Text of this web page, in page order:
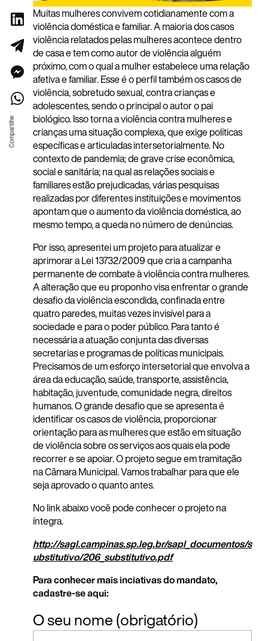
Muitas mulheres convivem cotidianamente com a
violência doméstica e familiar. A maioria dos casos
violência relatados pelas mulheres acontece dentro
de casa e tem como autor de violência alguém
próximo, com o qual a mulher estabelece uma relação
afetiva e familiar. Esse é o perfil também os casos de
violência, sobretudo sexual, contra crianças e
adolescentes, sendo o principal o autor o pai
biológico. Isso torna a violência contra mulheres e
crianças uma situação complexa, que exige políticas
específicas e articuladas intersetorialmente. No
contexto de pandemia; de grave crise econômica,
social e sanitária; na qual as relações sociais e
familiares estão prejudicadas, várias pesquisas
realizadas por diferentes instituições e movimentos
apontam que o aumento da violência doméstica, ao
mesmo tempo, a queda no número de denúncias.
Por isso, apresentei um projeto para atualizar e
aprimorar a Lei 13732/2009 que cria a campanha
permanente de combate à violência contra mulheres.
A alteração que eu proponho visa enfrentar o grande
desafio da violência escondida, confinada entre
quatro paredes, muitas vezes invisível para a
sociedade e para o poder público. Para tanto é
necessária a atuação conjunta das diversas
secretarias e programas de políticas municipais.
Precisamos de um esforço intersetorial que envolva a
área da educação, saúde, transporte, assistência,
habitação, juventude, comunidade negra, direitos
humanos. O grande desafio que se apresenta é
identificar os casos de violência, proporcionar
orientação para as mulheres que estão em situação
de violência sobre os serviços aos quais ela pode
recorrer e se apoiar. O projeto segue em tramitação
na Câmara Municipal. Vamos trabalhar para que ele
seja aprovado o quanto antes.
No link abaixo você pode conhecer o projeto na
íntegra.
http://sagl.campinas.sp.leg.br/sapl_documentos/s
ubstitutivo/206_substitutivo.pdf
Para conhecer mais inciativas do mandato,
cadastre-se aqui:
O seu nome (obrigatório)